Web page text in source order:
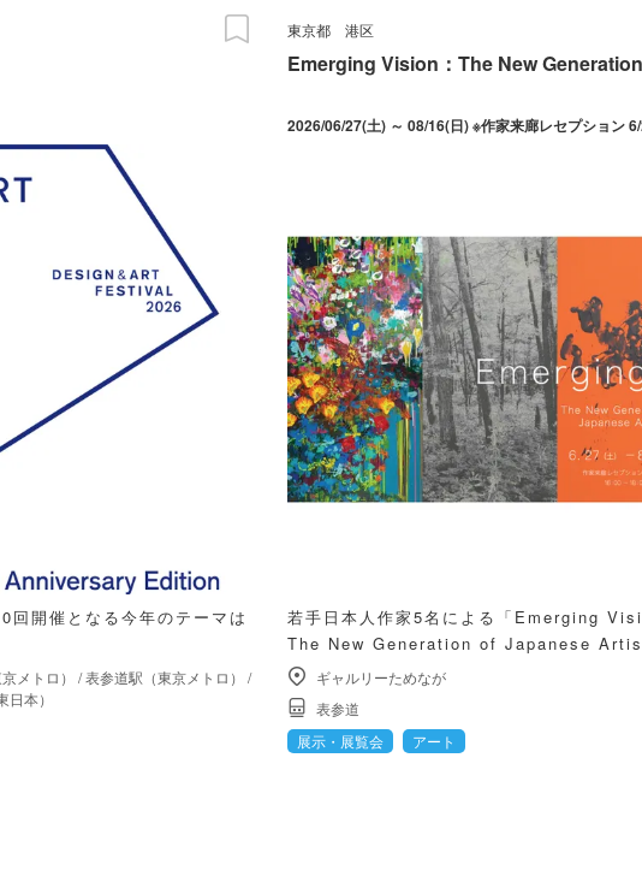
回開催となる今年のテーマは
メトロ） /表参道駅（東京メトロ） /
本）
東京都 港区
Emerging Vision：The New
2026/06/27(土) ～ 08/16(日) ※作家来廊レセプション
若手日本人作家5名による「Emerging
The New Generation of Japanese
ギャルリーためなが
表参道
展示・展覧会
アート